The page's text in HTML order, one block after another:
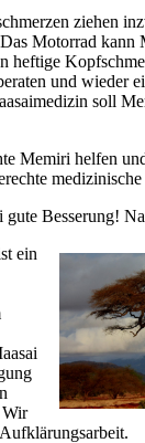
ziehen
Motorrad kann
heftige
und wieder
soll
Memiri helfen
Besserung!
ein
Wir